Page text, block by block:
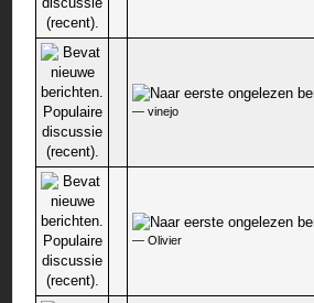
—vinejo
0 stem - 0 van 5 gemiddeld
—Olivier
0 stem - 0 van 5 gemiddeld